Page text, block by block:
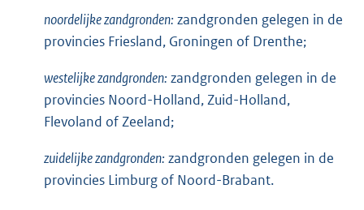
noordelijke zandgronden: zandgronden gelegen in de
provincies Friesland, Groningen of Drenthe;
westelijke zandgronden: zandgronden gelegen in de
provincies Noord-Holland, Zuid-Holland,
Flevoland of Zeeland;
zuidelijke zandgronden: zandgronden gelegen in de
provincies Limburg of Noord-Brabant.